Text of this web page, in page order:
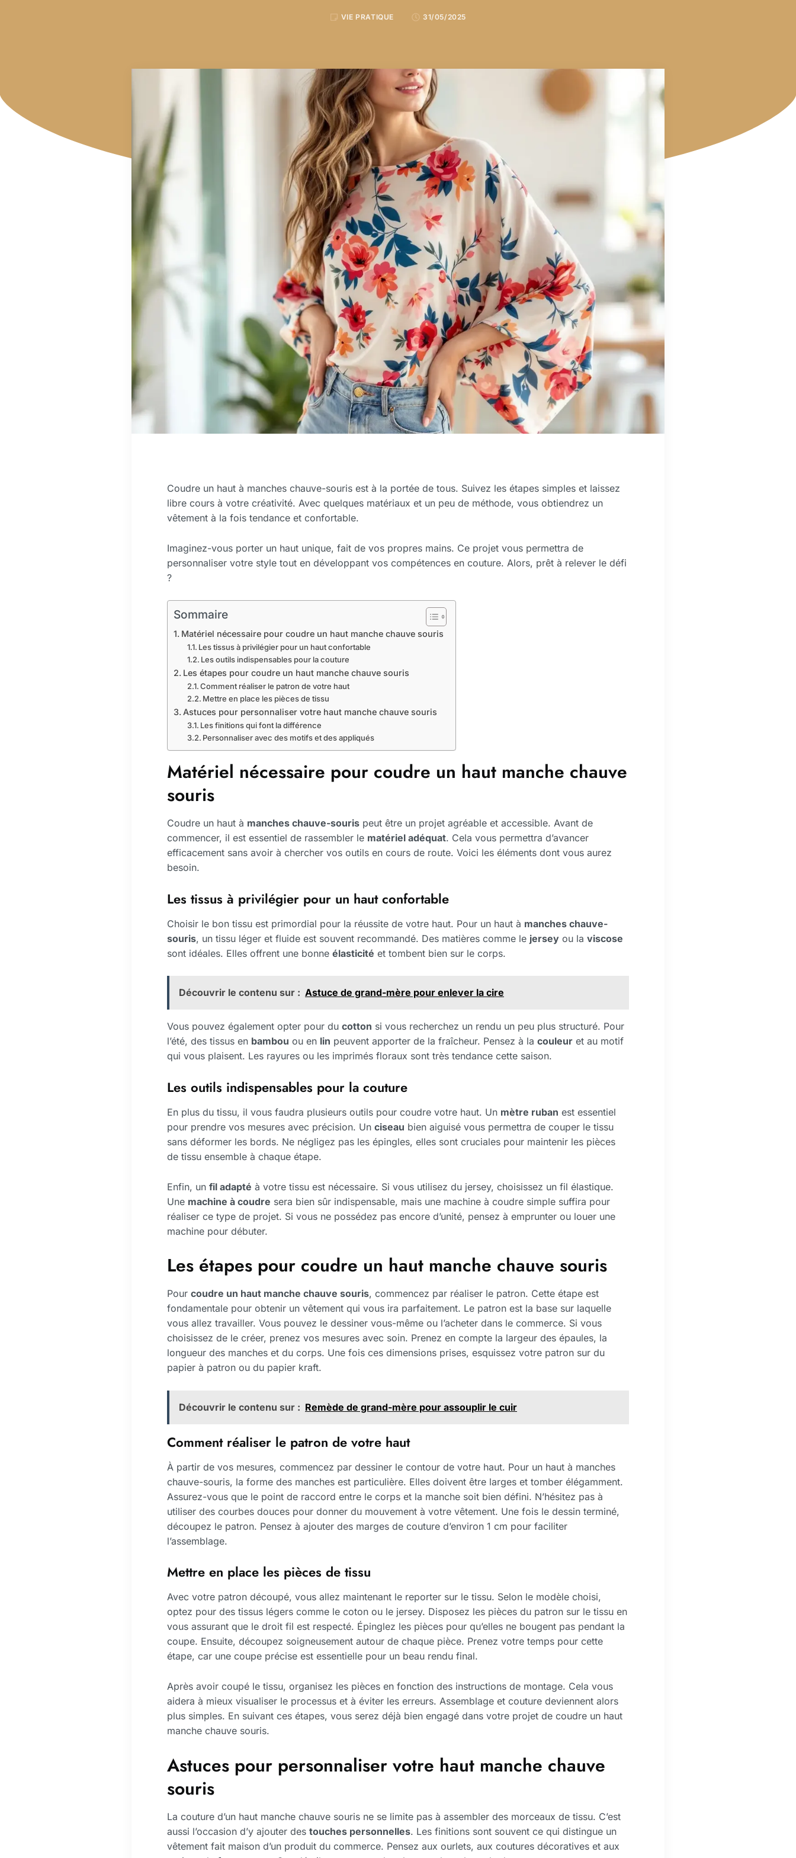
VIE PRATIQUE 31/05/2025
Coudre un haut à manches chauve-souris est à la portée de tous. Suivez les étapes simples et laissez
libre cours à votre créativité. Avec quelques matériaux et un peu de méthode, vous obtiendrez un
vêtement à la fois tendance et confortable.
Imaginez-vous porter un haut unique, fait de vos propres mains. Ce projet vous permettra de
personnaliser votre style tout en développant vos compétences en couture. Alors, prêt à relever le défi
?
Sommaire
Matériel nécessaire pour coudre un haut manche chauve souris
Les tissus à privilégier pour un haut confortable
Les outils indispensables pour la couture
Les étapes pour coudre un haut manche chauve souris
Comment réaliser le patron de votre haut
Mettre en place les pièces de tissu
Astuces pour personnaliser votre haut manche chauve souris
Les finitions qui font la différence
Personnaliser avec des motifs et des appliqués
Matériel nécessaire pour coudre un haut manche chauve
souris
Coudre un haut à manches chauve-souris peut être un projet agréable et accessible. Avant de
commencer, il est essentiel de rassembler le matériel adéquat. Cela vous permettra d’avancer
efficacement sans avoir à chercher vos outils en cours de route. Voici les éléments dont vous aurez
besoin.
Les tissus à privilégier pour un haut confortable
Choisir le bon tissu est primordial pour la réussite de votre haut. Pour un haut à manches chauve-
souris, un tissu léger et fluide est souvent recommandé. Des matières comme le jersey ou la viscose
sont idéales. Elles offrent une bonne élasticité et tombent bien sur le corps.
Découvrir le contenu sur : Astuce de grand-mère pour enlever la cire
Vous pouvez également opter pour du cotton si vous recherchez un rendu un peu plus structuré. Pour
l’été, des tissus en bambou ou en lin peuvent apporter de la fraîcheur. Pensez à la couleur et au motif
qui vous plaisent. Les rayures ou les imprimés floraux sont très tendance cette saison.
Les outils indispensables pour la couture
En plus du tissu, il vous faudra plusieurs outils pour coudre votre haut. Un mètre ruban est essentiel
pour prendre vos mesures avec précision. Un ciseau bien aiguisé vous permettra de couper le tissu
sans déformer les bords. Ne négligez pas les épingles, elles sont cruciales pour maintenir les pièces
de tissu ensemble à chaque étape.
Enfin, un fil adapté à votre tissu est nécessaire. Si vous utilisez du jersey, choisissez un fil élastique.
Une machine à coudre sera bien sûr indispensable, mais une machine à coudre simple suffira pour
réaliser ce type de projet. Si vous ne possédez pas encore d’unité, pensez à emprunter ou louer une
machine pour débuter.
Les étapes pour coudre un haut manche chauve souris
Pour coudre un haut manche chauve souris, commencez par réaliser le patron. Cette étape est
fondamentale pour obtenir un vêtement qui vous ira parfaitement. Le patron est la base sur laquelle
vous allez travailler. Vous pouvez le dessiner vous-même ou l’acheter dans le commerce. Si vous
choisissez de le créer, prenez vos mesures avec soin. Prenez en compte la largeur des épaules, la
longueur des manches et du corps. Une fois ces dimensions prises, esquissez votre patron sur du
papier à patron ou du papier kraft.
Découvrir le contenu sur : Remède de grand-mère pour assouplir le cuir
Comment réaliser le patron de votre haut
À partir de vos mesures, commencez par dessiner le contour de votre haut. Pour un haut à manches
chauve-souris, la forme des manches est particulière. Elles doivent être larges et tomber élégamment.
Assurez-vous que le point de raccord entre le corps et la manche soit bien défini. N’hésitez pas à
utiliser des courbes douces pour donner du mouvement à votre vêtement. Une fois le dessin terminé,
découpez le patron. Pensez à ajouter des marges de couture d’environ 1 cm pour faciliter
l’assemblage.
Mettre en place les pièces de tissu
Avec votre patron découpé, vous allez maintenant le reporter sur le tissu. Selon le modèle choisi,
optez pour des tissus légers comme le coton ou le jersey. Disposez les pièces du patron sur le tissu en
vous assurant que le droit fil est respecté. Épinglez les pièces pour qu’elles ne bougent pas pendant la
coupe. Ensuite, découpez soigneusement autour de chaque pièce. Prenez votre temps pour cette
étape, car une coupe précise est essentielle pour un beau rendu final.
Après avoir coupé le tissu, organisez les pièces en fonction des instructions de montage. Cela vous
aidera à mieux visualiser le processus et à éviter les erreurs. Assemblage et couture deviennent alors
plus simples. En suivant ces étapes, vous serez déjà bien engagé dans votre projet de coudre un haut
manche chauve souris.
Astuces pour personnaliser votre haut manche chauve
souris
La couture d’un haut manche chauve souris ne se limite pas à assembler des morceaux de tissu. C’est
aussi l’occasion d’y ajouter des touches personnelles. Les finitions sont souvent ce qui distingue un
vêtement fait maison d’un produit du commerce. Pensez aux ourlets, aux coutures décoratives et aux